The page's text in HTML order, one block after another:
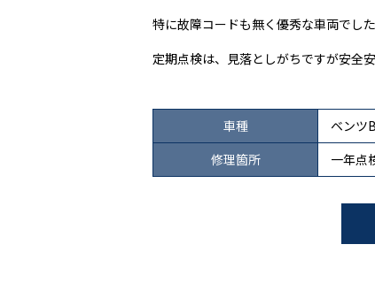
特に故障コードも無く優秀な車両でした
定期点検は、見落としがちですが安全
車種
ベンツ
修理箇所
一年点